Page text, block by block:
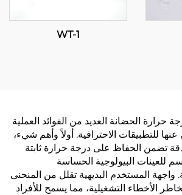
WT-1
حرارة الحضانة العديد من الفوائد العملية
عنها للتطبيقات الاحترافية. أولاً وأهم شيء،
تضمن الحفاظ على درجة حرارة ثابتة
للعينات البيولوجية الحساسة
واجهة المستخدم البديهية تقلل من المنحنى
الأخطاء التشغيلية، مما يسمح للأفراد